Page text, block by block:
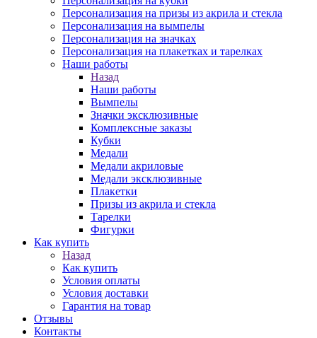
Персонализация на призы из акрила и стекла
Персонализация на вымпелы
Персонализация на значках
Персонализация на плакетках и тарелках
Наши работы
Назад
Наши работы
Вымпелы
Значки эксклюзивные
Комплексные заказы
Кубки
Медали
Медали акриловые
Медали эксклюзивные
Плакетки
Призы из акрила и стекла
Тарелки
Фигурки
Как купить
Назад
Как купить
Условия оплаты
Условия доставки
Гарантия на товар
Отзывы
Контакты